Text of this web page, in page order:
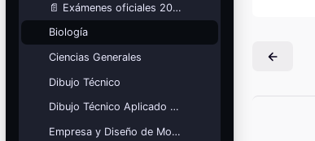
¡Nos GUSTA lo que hacemos y se
NOTA!
Bloques
📄 Exámenes oficiales 2025
Biología
Ciencias Generales
Dibujo Técnico
Dibujo Técnico Aplicado a las Artes
Empresa y Diseño de Modelos de Negocio